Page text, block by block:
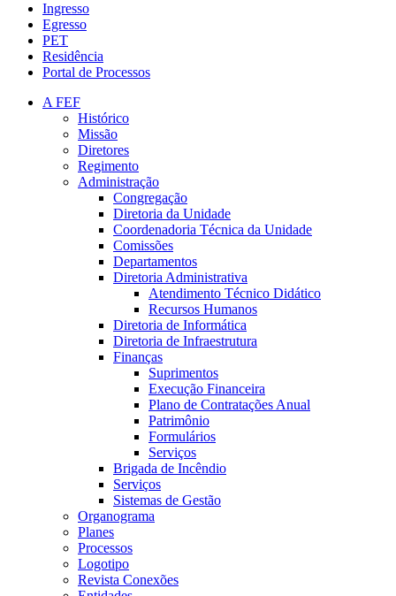
Ingresso
Egresso
PET
Residência
Portal de Processos
A FEF
Histórico
Missão
Diretores
Regimento
Administração
Congregação
Diretoria da Unidade
Coordenadoria Técnica da Unidade
Comissões
Departamentos
Diretoria Administrativa
Atendimento Técnico Didático
Recursos Humanos
Diretoria de Informática
Diretoria de Infraestrutura
Finanças
Suprimentos
Execução Financeira
Plano de Contratações Anual
Patrimônio
Formulários
Serviços
Brigada de Incêndio
Serviços
Sistemas de Gestão
Organograma
Planes
Processos
Logotipo
Revista Conexões